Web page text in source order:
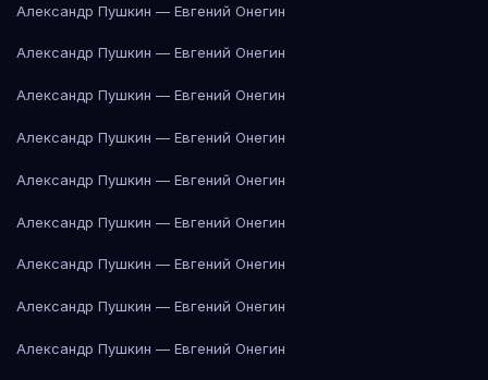
Александр Пушкин — Евгений Онегин
Александр Пушкин — Евгений Онегин
Александр Пушкин — Евгений Онегин
Александр Пушкин — Евгений Онегин
Александр Пушкин — Евгений Онегин
Александр Пушкин — Евгений Онегин
Александр Пушкин — Евгений Онегин
Александр Пушкин — Евгений Онегин
Александр Пушкин — Евгений Онегин